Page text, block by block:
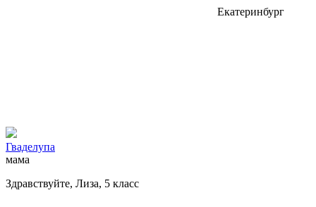
Екатеринбург
Гваделупа
мама
Здравствуйте, Лиза, 5 класс